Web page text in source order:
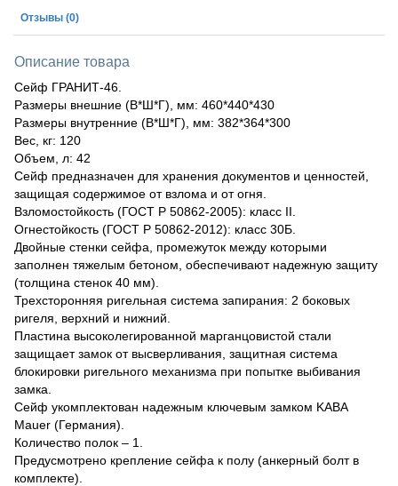
Отзывы (0)
Описание товара
Сейф ГРАНИТ-46.
Размеры внешние (В*Ш*Г), мм: 460*440*430
Размеры внутренние (В*Ш*Г), мм: 382*364*300
Вес, кг: 120
Объем, л: 42
Сейф предназначен для хранения документов и ценностей,
защищая содержимое от взлома и от огня.
Взломостойкость (ГОСТ Р 50862-2005): класс II.
Огнестойкость (ГОСТ Р 50862-2012): класс 30Б.
Двойные стенки сейфа, промежуток между которыми
заполнен тяжелым бетоном, обеспечивают надежную защиту
(толщина стенок 40 мм).
Трехсторонняя ригельная система запирания: 2 боковых
ригеля, верхний и нижний.
Пластина высоколегированной марганцовистой стали
защищает замок от высверливания, защитная система
блокировки ригельного механизма при попытке выбивания
замка.
Сейф укомплектован надежным ключевым замком KABA
Mauer (Германия).
Количество полок – 1.
Предусмотрено крепление сейфа к полу (анкерный болт в
комплекте).